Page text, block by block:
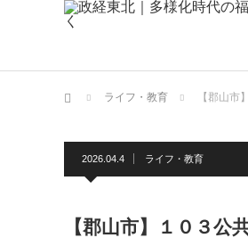
ホーム ライフ・教育 【郡山
2026.04.4 ライフ・教育
【郡山市】１０３